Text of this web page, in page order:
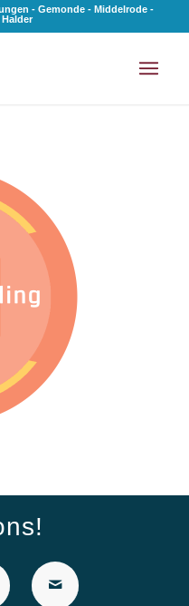
- Gemonde - Middelrode -
Halder